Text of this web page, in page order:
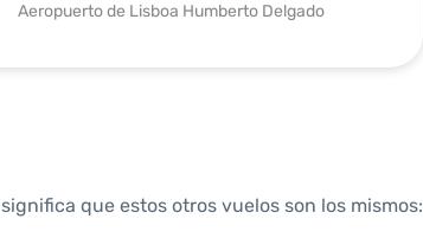
Aeropuerto de Lisboa Humberto Delgado
que estos otros vuelos son los mismos: